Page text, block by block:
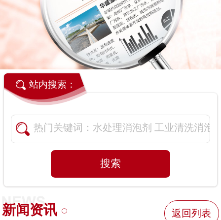
站内搜索：
新闻资讯 返回列表